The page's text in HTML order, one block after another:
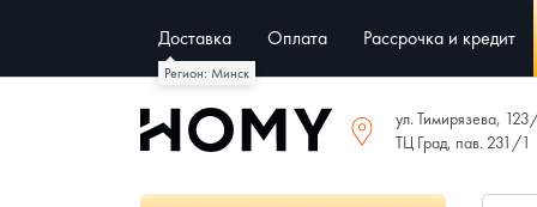
Регион: Минск
Доставка Оплата Рассрочка и кредит
ул. Тимирязева,
ТЦ Град, пав. 231/1